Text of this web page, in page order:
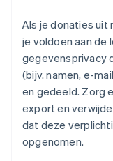
Als je donaties
je voldoen aan de
gegevensprivacy
(bijv. namen, e-
en gedeeld. Zorg
export en
dat deze
opgenomen.